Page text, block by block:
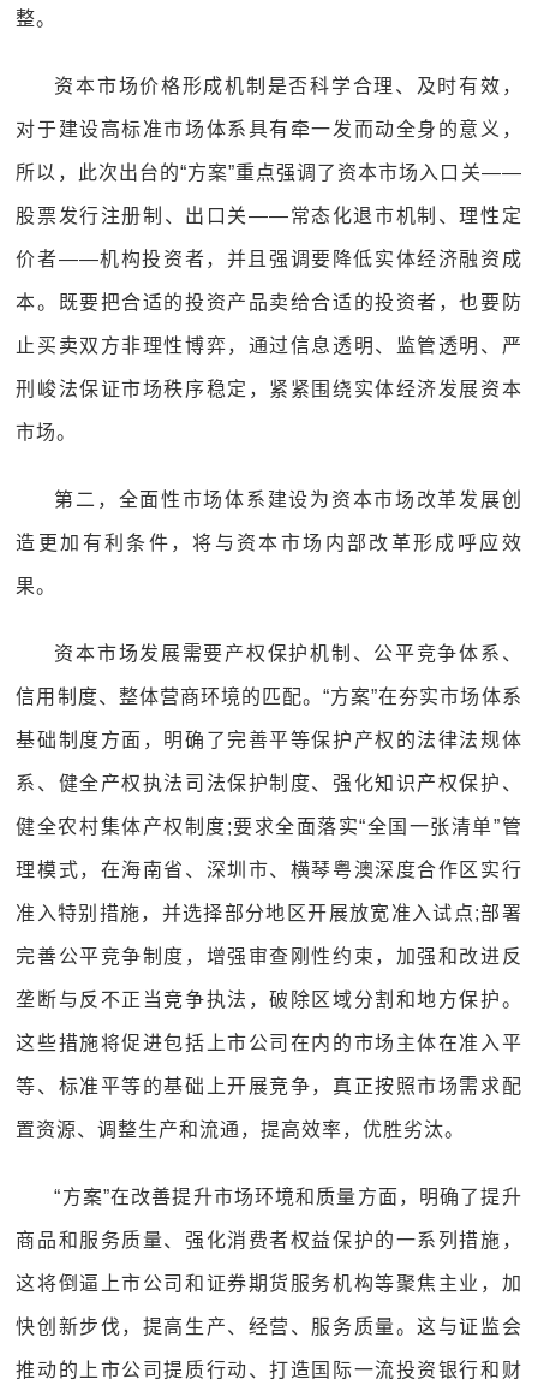
整。
资本市场价格形成机制是否科学合理、及时有效，
对于建设高标准市场体系具有牵一发而动全身的意义，
所以，此次出台的“方案”重点强调了资本市场入口关——
股票发行注册制、出口关——常态化退市机制、理性定
价者——机构投资者，并且强调要降低实体经济融资成
本。既要把合适的投资产品卖给合适的投资者，也要防
止买卖双方非理性博弈，通过信息透明、监管透明、严
刑峻法保证市场秩序稳定，紧紧围绕实体经济发展资本
市场。
第二，全面性市场体系建设为资本市场改革发展创
造更加有利条件，将与资本市场内部改革形成呼应效
果。
资本市场发展需要产权保护机制、公平竞争体系、
信用制度、整体营商环境的匹配。“方案”在夯实市场体系
基础制度方面，明确了完善平等保护产权的法律法规体
系、健全产权执法司法保护制度、强化知识产权保护、
健全农村集体产权制度;要求全面落实“全国一张清单”管
理模式，在海南省、深圳市、横琴粤澳深度合作区实行
准入特别措施，并选择部分地区开展放宽准入试点;部署
完善公平竞争制度，增强审查刚性约束，加强和改进反
垄断与反不正当竞争执法，破除区域分割和地方保护。
这些措施将促进包括上市公司在内的市场主体在准入平
等、标准平等的基础上开展竞争，真正按照市场需求配
置资源、调整生产和流通，提高效率，优胜劣汰。
“方案”在改善提升市场环境和质量方面，明确了提升
商品和服务质量、强化消费者权益保护的一系列措施，
这将倒逼上市公司和证券期货服务机构等聚焦主业，加
快创新步伐，提高生产、经营、服务质量。这与证监会
推动的上市公司提质行动、打造国际一流投资银行和财